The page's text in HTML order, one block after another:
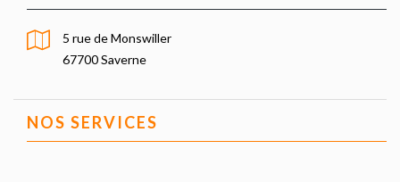
5 rue de Monswiller
67700 Saverne
NOS SERVICES